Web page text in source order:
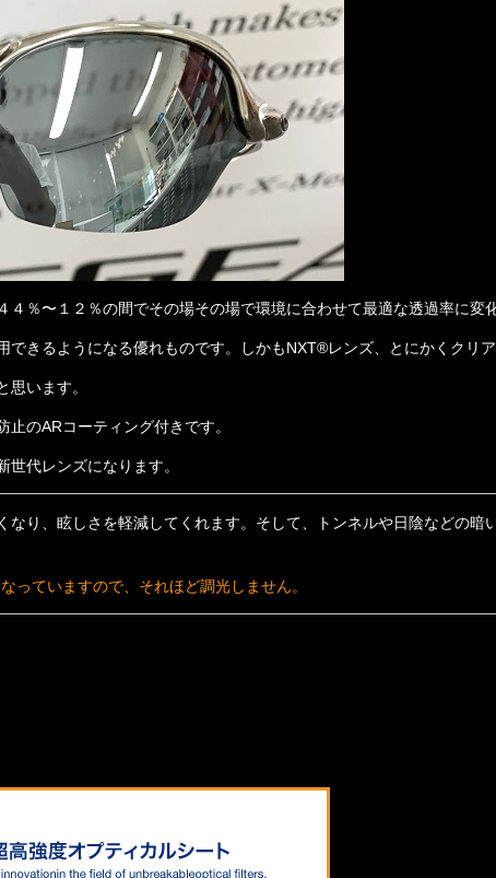
％〜１２％の間でその場その場で環境に合わせて最適な透過率に変
きるようになる優れものです。しかもNXT®レンズ、とにかくクリ
います。
のARコーティング付きです。
代レンズになります。
り、眩しさを軽減してくれます。そして、トンネルや日陰などの
ていますので、それほど調光しません。